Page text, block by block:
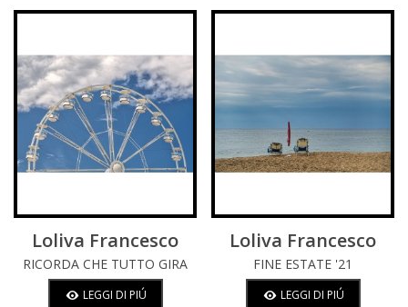
Loliva Francesco
RICORDA CHE TUTTO GIRA
LEGGI DI PIÚ
Loliva Francesco
FINE ESTATE '21
LEGGI DI PIÚ